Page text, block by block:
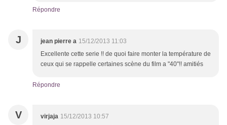
Répondre
J jean pierre a 15/12/2013 11:03
Excellente cette serie !! de quoi faire monter la température de
ceux qui se rappelle certaines scène du film a "40"!! amitiés
Répondre
V virjaja 15/12/2013 10:57